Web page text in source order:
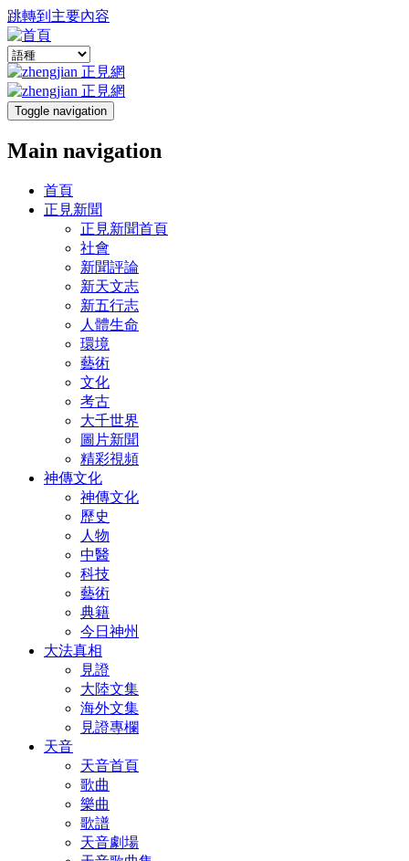
跳轉到主要內容
Toggle navigation
Main navigation
首頁
正見新聞
正見新聞首頁
社會
新聞評論
新天文志
新五行志
人體生命
環境
藝術
文化
考古
大千世界
圖片新聞
精彩視頻
神傳文化
神傳文化
歷史
人物
中醫
科技
藝術
典籍
今日神州
大法真相
見證
大陸文集
海外文集
見證專欄
天音
天音首頁
歌曲
樂曲
歌譜
天音劇場